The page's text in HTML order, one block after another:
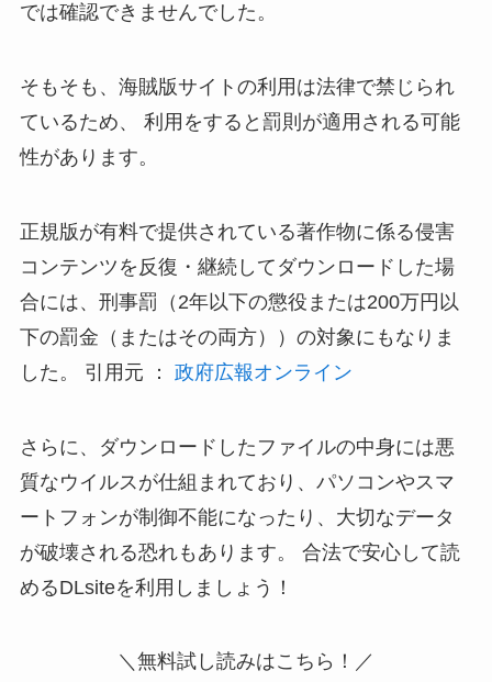
では確認できませんでした。
そもそも、海賊版サイトの利用は法律で禁じられ
ているため、 利用をすると罰則が適用される可能
性があります。
正規版が有料で提供されている著作物に係る侵害
コンテンツを反復・継続してダウンロードした場
合には、刑事罰（2年以下の懲役または200万円以
下の罰金（またはその両方））の対象にもなりま
した。 引用元 ： 政府広報オンライン
さらに、ダウンロードしたファイルの中身には悪
質なウイルスが仕組まれており、 パソコンやスマ
ートフォンが制御不能になったり、大切なデータ
が破壊される恐れもあります。 合法で安心して読
めるDLsiteを利用しましょう！
＼無料試し読みはこちら！／